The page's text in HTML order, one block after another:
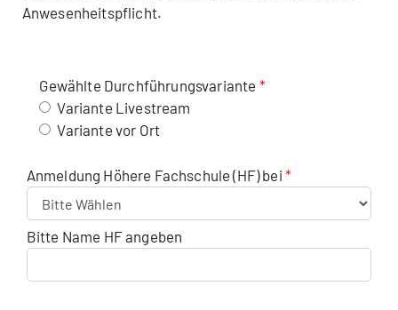
Anwesenheitspflicht.
Gewählte Durchführungsvariante
Variante Livestream
Variante vor Ort
Anmeldung Höhere Fachschule (HF) bei
Bitte Name HF angeben